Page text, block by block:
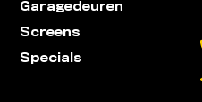
Garagedeuren
Screens
Specials